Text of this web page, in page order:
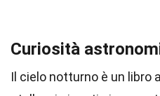
Curiosità
Il cielo notturno è un libro